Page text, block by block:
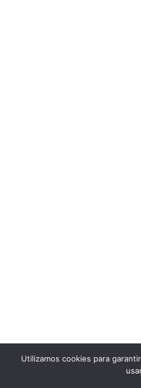
Utilizamos cookies para